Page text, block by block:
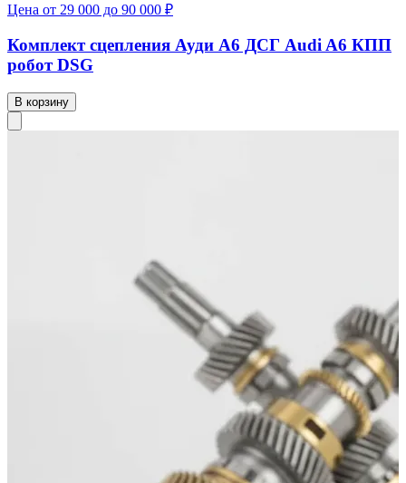
Цена от 29 000 до 90 000 ₽
Комплект сцепления Ауди А6 ДСГ Audi A6 КПП
робот DSG
В корзину